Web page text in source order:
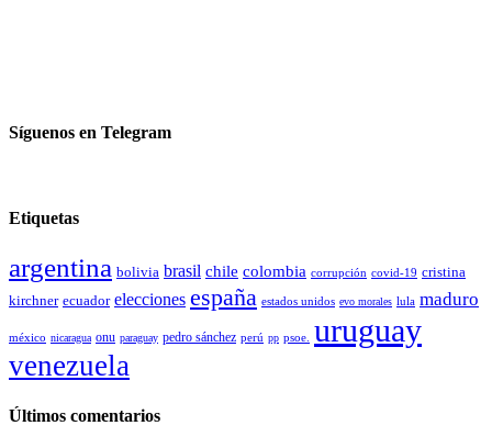
Síguenos en Telegram
Etiquetas
argentina bolivia brasil chile colombia corrupción covid-19 cristina
kirchner ecuador elecciones españa estados unidos evo morales lula maduro
méxico nicaragua onu paraguay pedro sánchez perú pp psoe. uruguay
venezuela
Últimos comentarios